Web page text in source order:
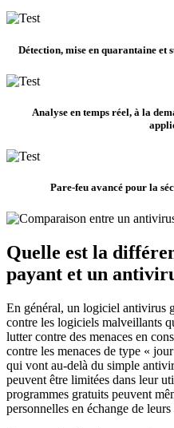
Détection, mise en quarantaine et
Analyse en temps réel, à la
Pare-feu avancé pour la
Quelle est la
payant et un
En général, un logiciel antivirus
contre les logiciels malveillants
lutter contre des menaces en
contre les menaces de type «
qui vont au-delà du simple
peuvent être limitées dans leur
programmes gratuits peuvent
personnelles en échange de leurs